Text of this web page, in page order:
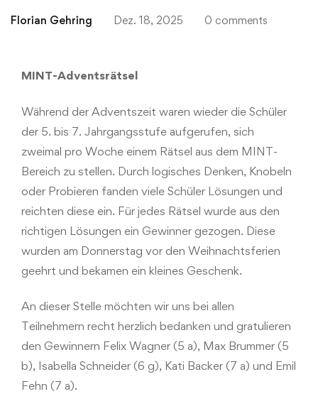
Florian Gehring Dez. 18, 2025 0 comments
MINT-Adventsrätsel
Während der Adventszeit waren wieder die Schüler
der 5. bis 7. Jahrgangsstufe aufgerufen, sich
zweimal pro Woche einem Rätsel aus dem MINT-
Bereich zu stellen. Durch logisches Denken, Knobeln
oder Probieren fanden viele Schüler Lösungen und
reichten diese ein. Für jedes Rätsel wurde aus den
richtigen Lösungen ein Gewinner gezogen. Diese
wurden am Donnerstag vor den Weihnachtsferien
geehrt und bekamen ein kleines Geschenk.
An dieser Stelle möchten wir uns bei allen
Teilnehmern recht herzlich bedanken und gratulieren
den Gewinnern Felix Wagner (5 a), Max Brummer (5
b), Isabella Schneider (6 g), Kati Backer (7 a) und Emil
Fehn (7 a).